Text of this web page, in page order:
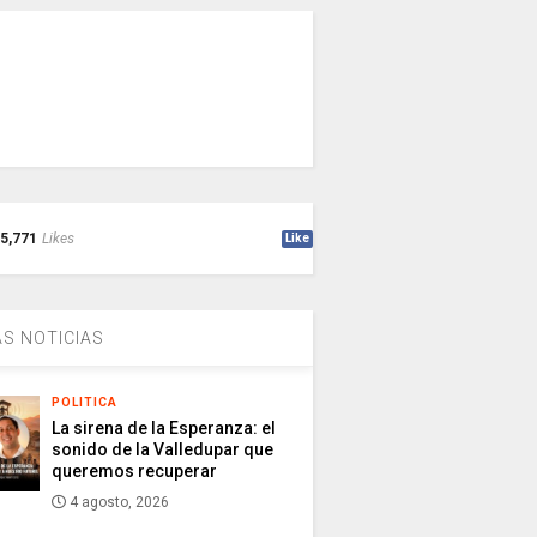
5,771 Likes Like
NOTICIAS
POLITICA
La sirena de la Esperanza: el
sonido de la Valledupar que
queremos recuperar
4 agosto, 2026